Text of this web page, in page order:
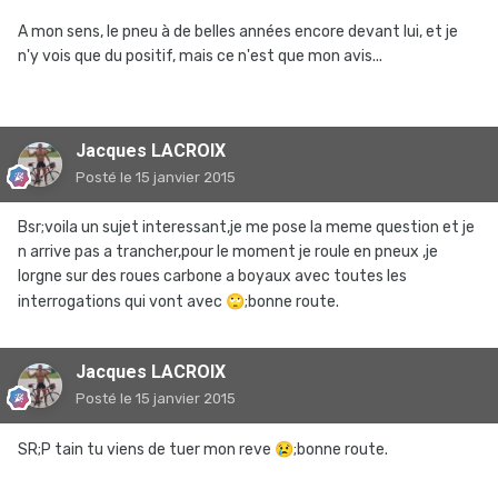
A mon sens, le pneu à de belles années encore devant lui, et je
n'y vois que du positif, mais ce n'est que mon avis...
Jacques LACROIX
Posté le 15 janvier 2015
Bsr;voila un sujet interessant,je me pose la meme question et je
n arrive pas a trancher,pour le moment je roule en pneux ,je
lorgne sur des roues carbone a boyaux avec toutes les
interrogations qui vont avec 🙄;bonne route.
Jacques LACROIX
Posté le 15 janvier 2015
SR;P tain tu viens de tuer mon reve 😢;bonne route.